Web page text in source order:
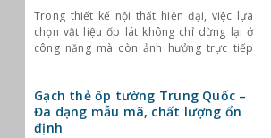
Trong thiết kế nội thất hiện đại, việc lựa
chọn vật liệu ốp lát không chỉ dừng lại ở
công năng mà còn ảnh hưởng trực tiếp
là gạch thẻ men rạn – dòng gạch ốp lát
Gạch thẻ ốp tường Trung Quốc –
Đa dạng mẫu mã, chất lượng ổn
định